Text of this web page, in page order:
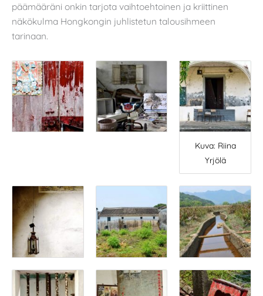
päämääräni onkin tarjota vaihtoehtoinen ja kriittinen
näkökulma Hongkongin juhlistetun talousihmeen
tarinaan.
Kuva: Riina
Yrjölä